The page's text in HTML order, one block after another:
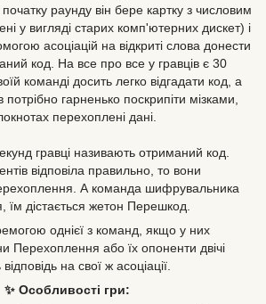
раунду він бере картку з числовим
у вигляді старих комп'ютерних дискет) і
асоціацій на відкриті слова донести
код. На все про все у гравців є 30
команді досить легко відгадати код, а
потрібно гарненько поскрипіти мізками,
перехоплені дані.
гравці називають отриманий код.
відповіла правильно, то вони
А команда шифрувальника
їм дістається жетон Перешкод.
однієї з команд, якщо у них
Перехоплення або їх опоненти двічі
на свої ж асоціації.
✨ Особливості гри: